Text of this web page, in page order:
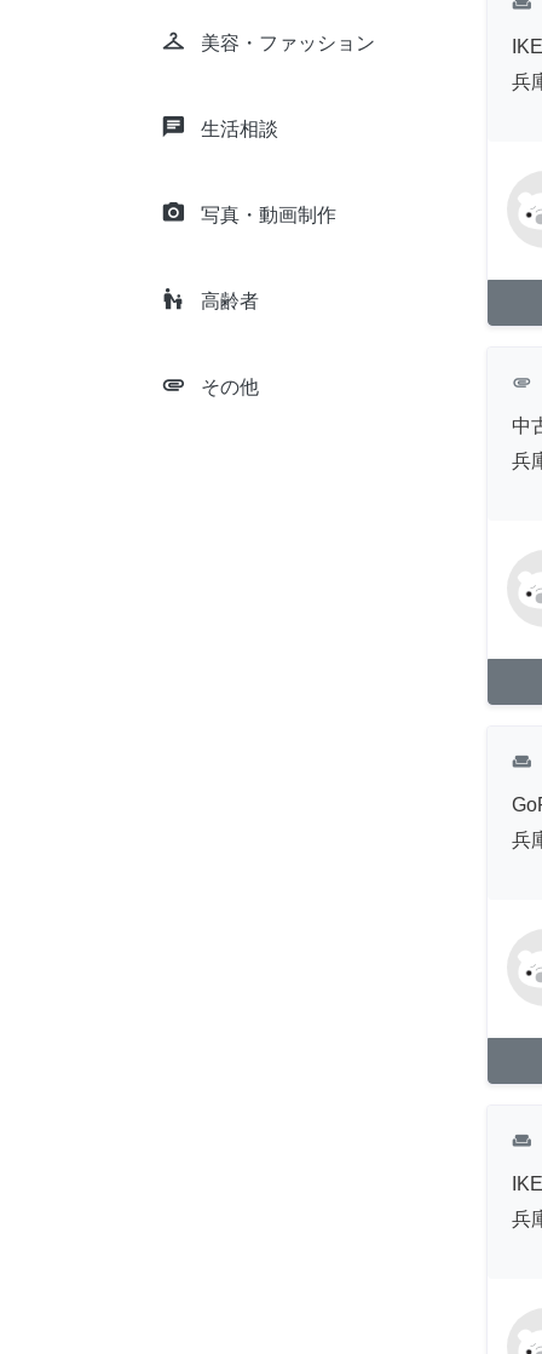
checkroom 美容・ファッション
chat 生活相談
camera_alt 写真・動画制作
escalator_warning 高齢者
attachment その他
兵
attachment
中
兵
weekend
兵
weekend
兵